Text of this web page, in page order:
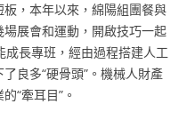
，本年以來，綿陽組團餐與
展會和運動，開啟技巧一起
長專班，經由過程搭建人工
良多“硬骨頭”。機械人財產
“牽耳目”。